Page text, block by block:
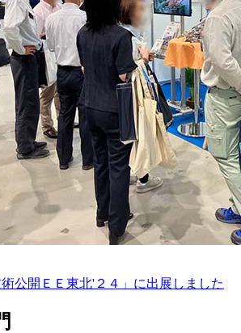
術公開ＥＥ東北'２４」に出展しました